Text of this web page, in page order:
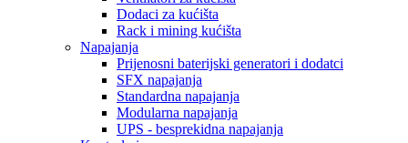
Dodaci za kućišta
Rack i mining kućišta
Napajanja
Prijenosni baterijski generatori i dodatci
SFX napajanja
Standardna napajanja
Modularna napajanja
UPS - besprekidna napajanja